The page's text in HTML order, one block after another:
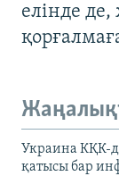
елінде
Украина КҚК-
қатысы бар